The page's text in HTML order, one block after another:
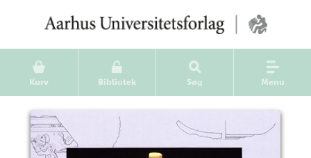
Kurv Bibliotek Søg Menu